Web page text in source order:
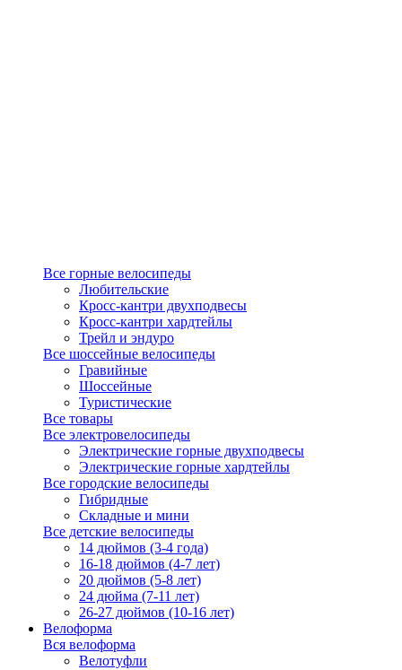
Все горные велосипеды
Любительские
Кросс-кантри двухподвесы
Кросс-кантри хардтейлы
Трейл и эндуро
Все шоссейные велосипеды
Гравийные
Шоссейные
Туристические
Все товары
Все электровелосипеды
Электрические горные двухподвесы
Электрические горные хардтейлы
Все городские велосипеды
Гибридные
Складные и мини
Все детские велосипеды
14 дюймов (3-4 года)
16-18 дюймов (4-7 лет)
20 дюймов (5-8 лет)
24 дюйма (7-11 лет)
26-27 дюймов (10-16 лет)
Велоформа
Вся велоформа
Велотуфли